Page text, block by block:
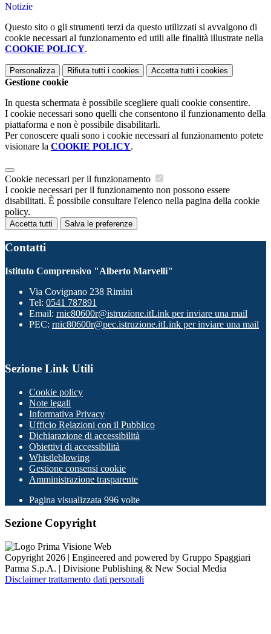
Notizie
Questo sito o gli strumenti terzi da questo utilizzati si avvalgono di
cookie necessari al funzionamento ed utili alle finalità illustrate nella
COOKIE POLICY.
Personalizza Rifiuta tutti i cookies Accetta tutti i cookies
Gestione cookie
In questa schermata è possibile scegliere quali cookie consentire.
I cookie necessari sono quelli che consentono il funzionamento della
piattaforma e non è possibile disabilitarli.
Per conoscere quali sono i cookie necessari al funzionamento potete
visionare la COOKIE POLICY.
Cookie necessari per il funzionamento
I cookie necessari per il funzionamento non possono essere
disabilitati. È possibile consultare l'elenco nella pagina della cookie
policy.
Accetta tutti Salva le preferenze
Contatti
Istituto Comprensivo "Alberto Marvelli"
Via Covignano 238 Rimini
Tel: 0541 787891
Email: rnic80600r@istruzione.itLink per inviare una mail
PEC: rnic80600r@pec.istruzione.itLink per inviare una mail
Sezione Link Utili
Cookie policy
Note legali
Informativa Privacy
Ufficio Relazioni con il Pubblico
Dichiarazione di accessibilità
Obiettivi di accessibilità
Whistleblowing
Gestione consensi cookie
Amministrazione trasparente
Pagina visualizzata 996 volte
Sezione Copyright
Copyright 2026 | Engineered and powered by Gruppo Spaggiari
Parma S.p.A. | Divisione Publishing & New Social Media
Disclaimer trattamento dati personali